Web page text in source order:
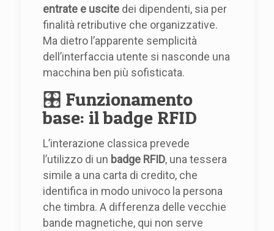
entrate e uscite dei dipendenti, sia per
finalità retributive che organizzative.
Ma dietro l’apparente semplicità
dell’interfaccia utente si nasconde una
macchina ben più sofisticata.
🎛️ Funzionamento
base: il badge RFID
L’interazione classica prevede
l’utilizzo di un badge RFID, una tessera
simile a una carta di credito, che
identifica in modo univoco la persona
che timbra. A differenza delle vecchie
bande magnetiche, qui non serve